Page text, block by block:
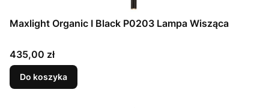
Maxlight Organic I Black P0203 Lampa Wisząca
Cena
435,00 zł
Do koszyka